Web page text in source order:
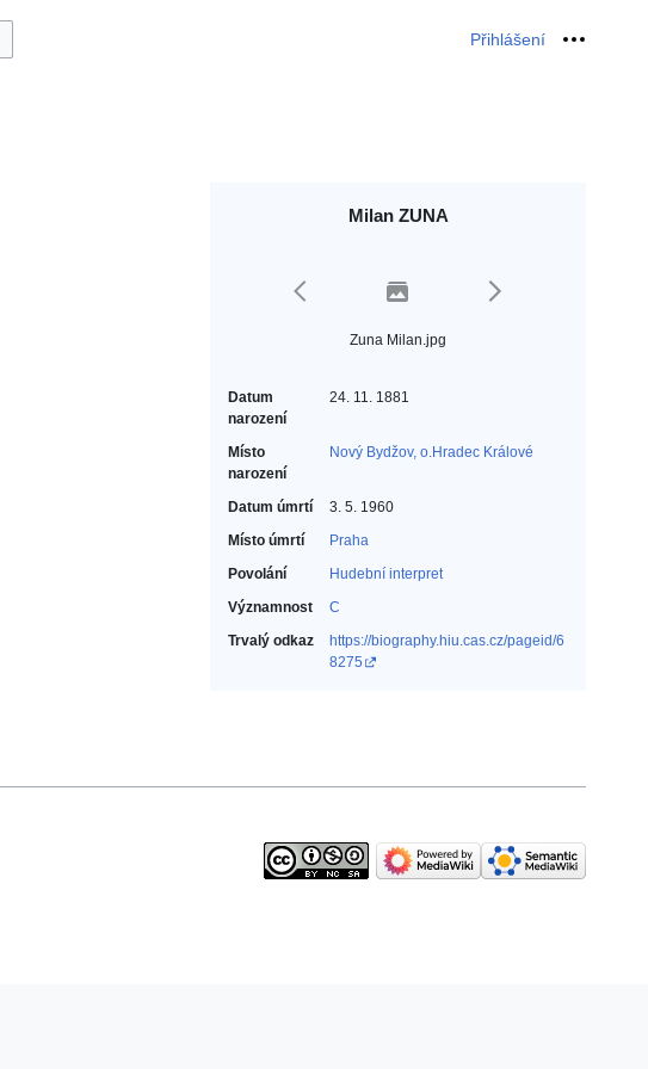
Přihlášení Osobní
Milan ZUNA
Zuna Milan.jpg
Datum
narození
24. 11. 1881
Místo
narození
Nový Bydžov, o.Hradec Králové
Datum úmrtí
3. 5. 1960
Místo úmrtí
Praha
Povolání
Hudební interpret‎
Významnost
C
Trvalý odkaz
https://biography.hiu.cas.cz/pageid/6
8275